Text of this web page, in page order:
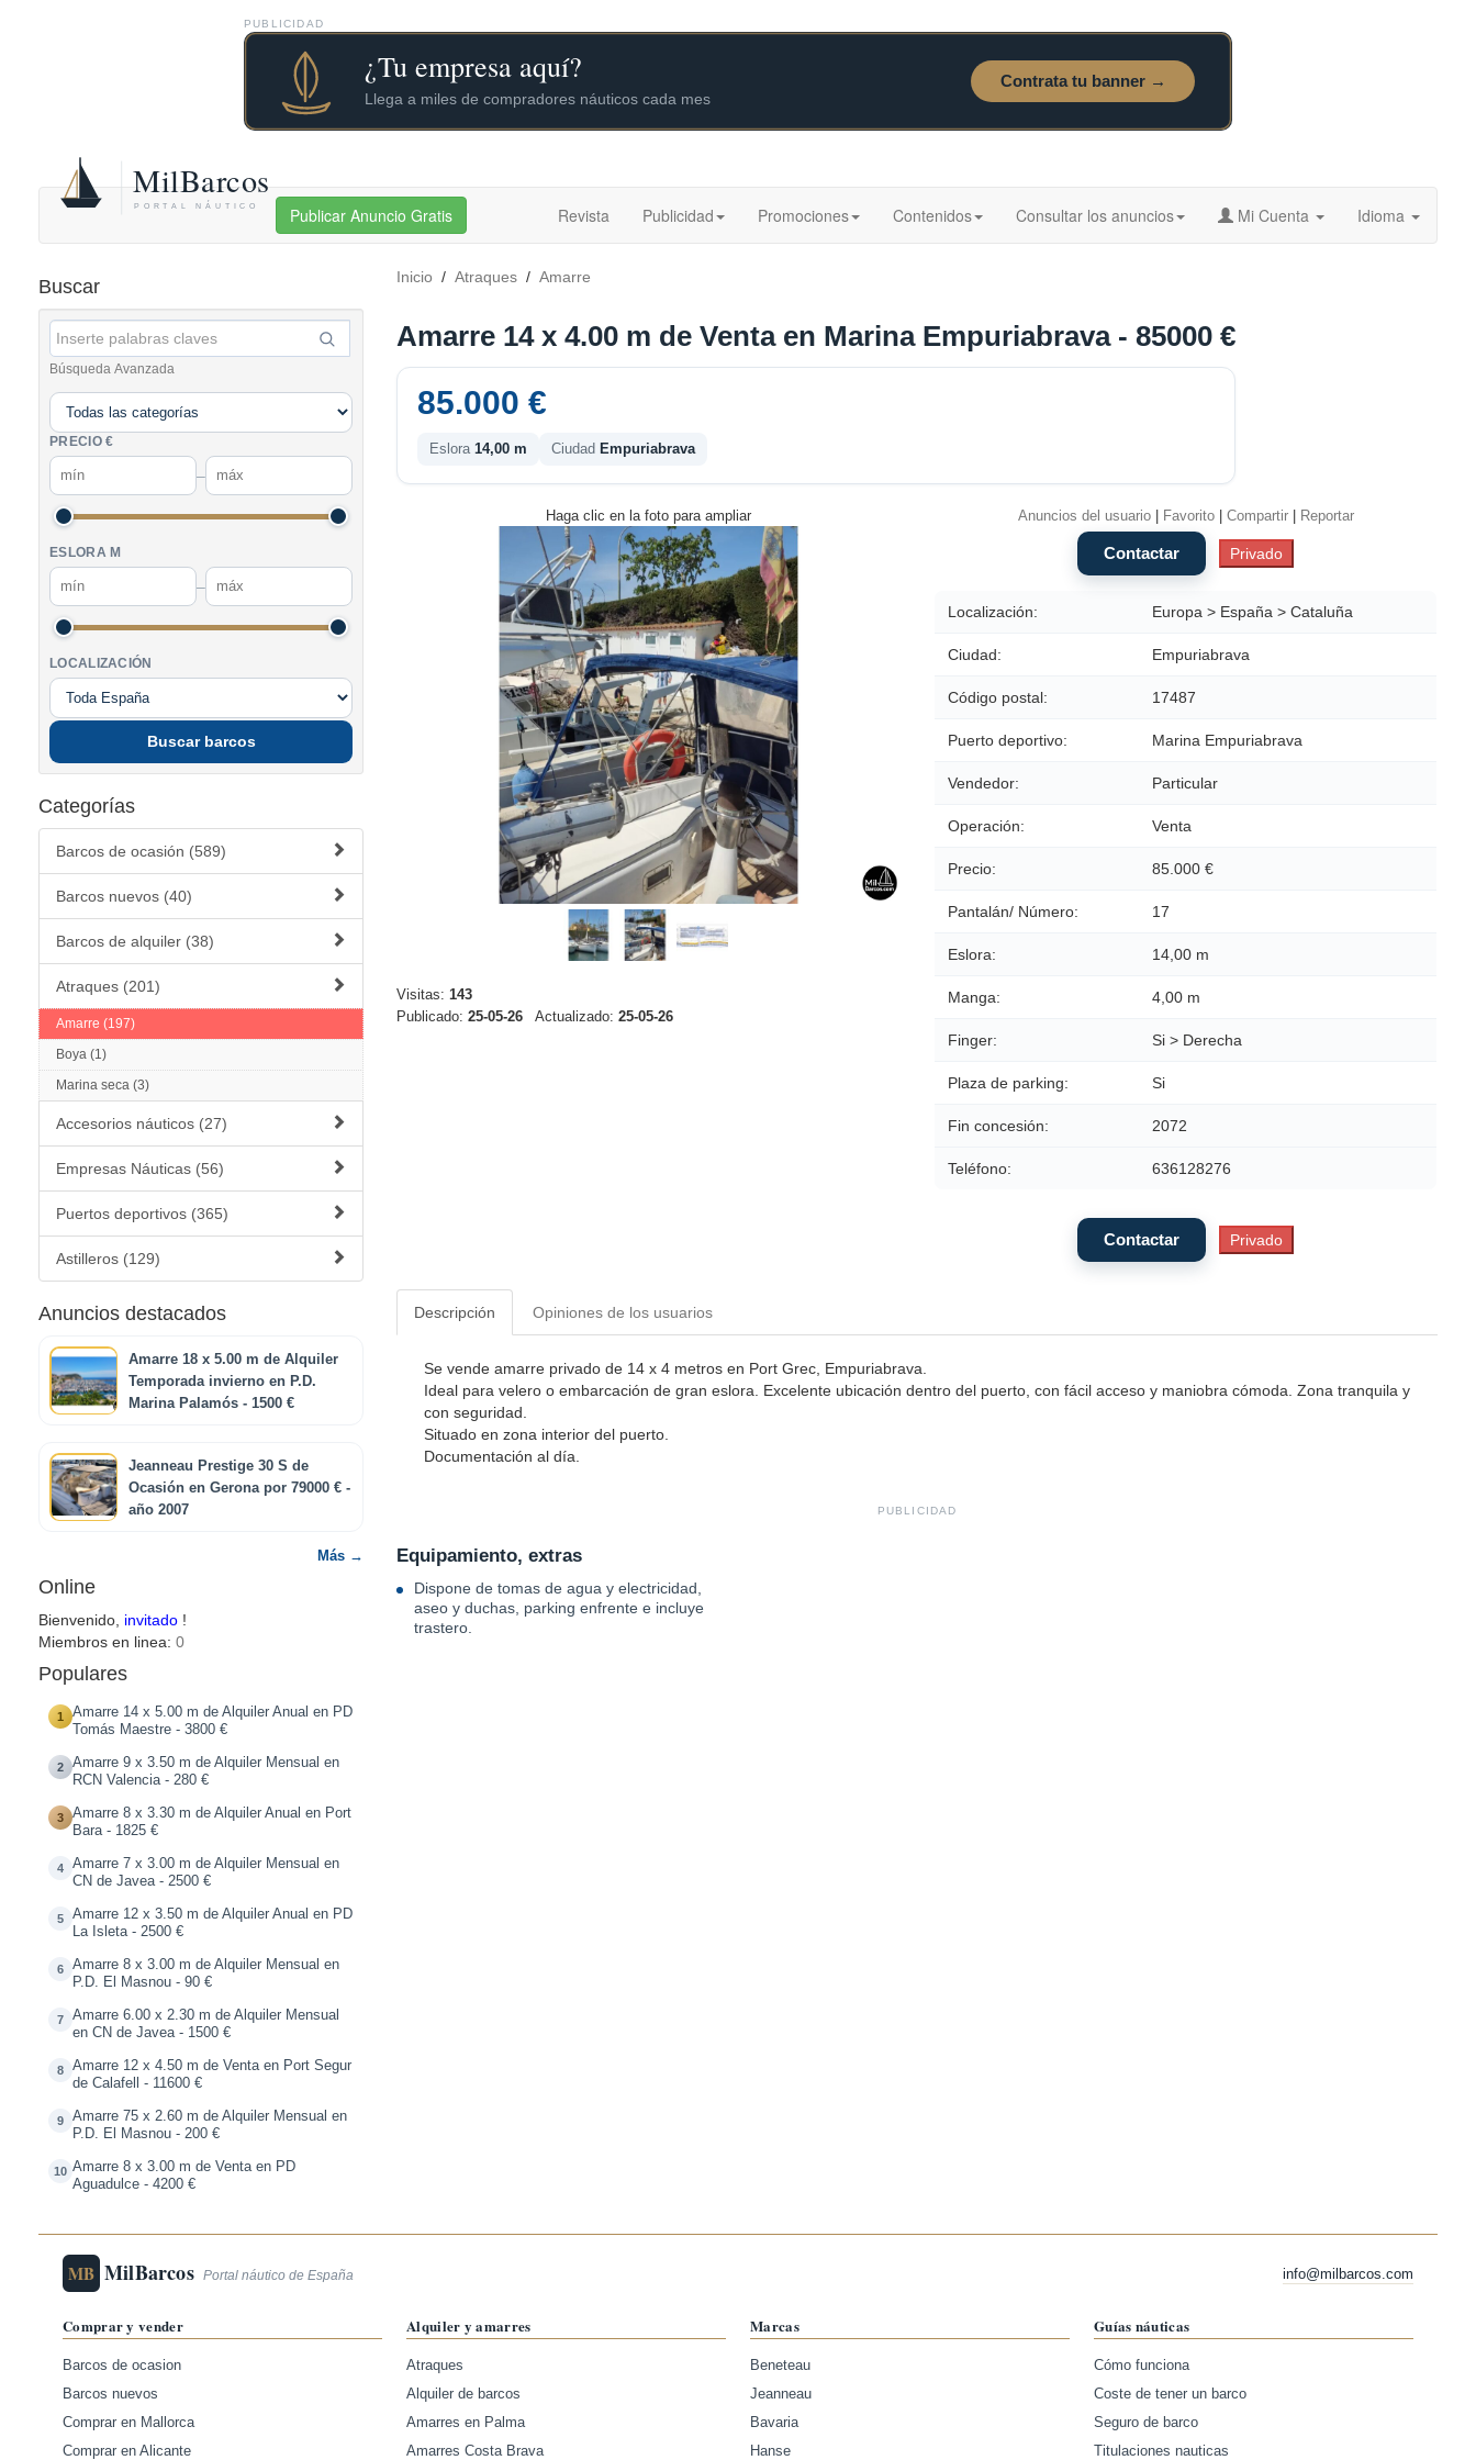
PUBLICIDAD
Publicar Anuncio Gratis Revista Publicidad Promociones Contenidos Consultar los anuncios Mi Cuenta Idioma
Buscar
Búsqueda Avanzada
PRECIO €
–
ESLORA M
–
LOCALIZACIÓN
Buscar barcos
Categorías
Barcos de ocasión (589)
Barcos nuevos (40)
Barcos de alquiler (38)
Atraques (201)
Amarre (197)
Boya (1)
Marina seca (3)
Accesorios náuticos (27)
Empresas Náuticas (56)
Puertos deportivos (365)
Astilleros (129)
Anuncios destacados
Amarre 18 x 5.00 m de Alquiler
Temporada invierno en P.D.
Marina Palamós - 1500 €
Jeanneau Prestige 30 S de
Ocasión en Gerona por 79000 € -
año 2007
Más →
Online
Bienvenido, invitado !
Miembros en linea: 0
Populares
1
Amarre 14 x 5.00 m de Alquiler Anual en PD
Tomás Maestre - 3800 €
2
Amarre 9 x 3.50 m de Alquiler Mensual en
RCN Valencia - 280 €
3
Amarre 8 x 3.30 m de Alquiler Anual en Port
Bara - 1825 €
4
Amarre 7 x 3.00 m de Alquiler Mensual en
CN de Javea - 2500 €
5
Amarre 12 x 3.50 m de Alquiler Anual en PD
La Isleta - 2500 €
6
Amarre 8 x 3.00 m de Alquiler Mensual en
P.D. El Masnou - 90 €
7
Amarre 6.00 x 2.30 m de Alquiler Mensual
en CN de Javea - 1500 €
8
Amarre 12 x 4.50 m de Venta en Port Segur
de Calafell - 11600 €
9
Amarre 75 x 2.60 m de Alquiler Mensual en
P.D. El Masnou - 200 €
10 Amarre 8 x 3.00 m de Venta en PD
Aguadulce - 4200 €
Inicio / Atraques / Amarre
Amarre 14 x 4.00 m de Venta en Marina Empuriabrava - 85000 €
85.000 €
Eslora 14,00 m Ciudad Empuriabrava
Haga clic en la foto para ampliar
Visitas: 143
Publicado: 25-05-26 Actualizado: 25-05-26
Anuncios del usuario| Favorito| Compartir| Reportar
Localización: Europa > España > Cataluña
Ciudad: Empuriabrava
Código postal: 17487
Puerto deportivo: Marina Empuriabrava
Vendedor: Particular
Operación: Venta
Precio: 85.000 €
Pantalán/ Número: 17
Eslora: 14,00 m
Manga: 4,00 m
Finger: Si > Derecha
Plaza de parking: Si
Fin concesión: 2072
Teléfono: 636128276
Descripción Opiniones de los usuarios
Se vende amarre privado de 14 x 4 metros en Port Grec, Empuriabrava.
Ideal para velero o embarcación de gran eslora. Excelente ubicación dentro del puerto, con fácil acceso y maniobra cómoda. Zona tranquila y
con seguridad.
Situado en zona interior del puerto.
Documentación al día.
PUBLICIDAD
Equipamiento, extras
Dispone de tomas de agua y electricidad,
aseo y duchas, parking enfrente e incluye
trastero.
MB MilBarcos Portal náutico de España info@milbarcos.com
Comprar y vender
Barcos de ocasion
Barcos nuevos
Comprar en Mallorca
Comprar en Alicante
Alquiler y amarres
Atraques
Alquiler de barcos
Amarres en Palma
Amarres Costa Brava
Marcas
Beneteau
Jeanneau
Bavaria
Hanse
Guías náuticas
Cómo funciona
Coste de tener un barco
Seguro de barco
Titulaciones nauticas